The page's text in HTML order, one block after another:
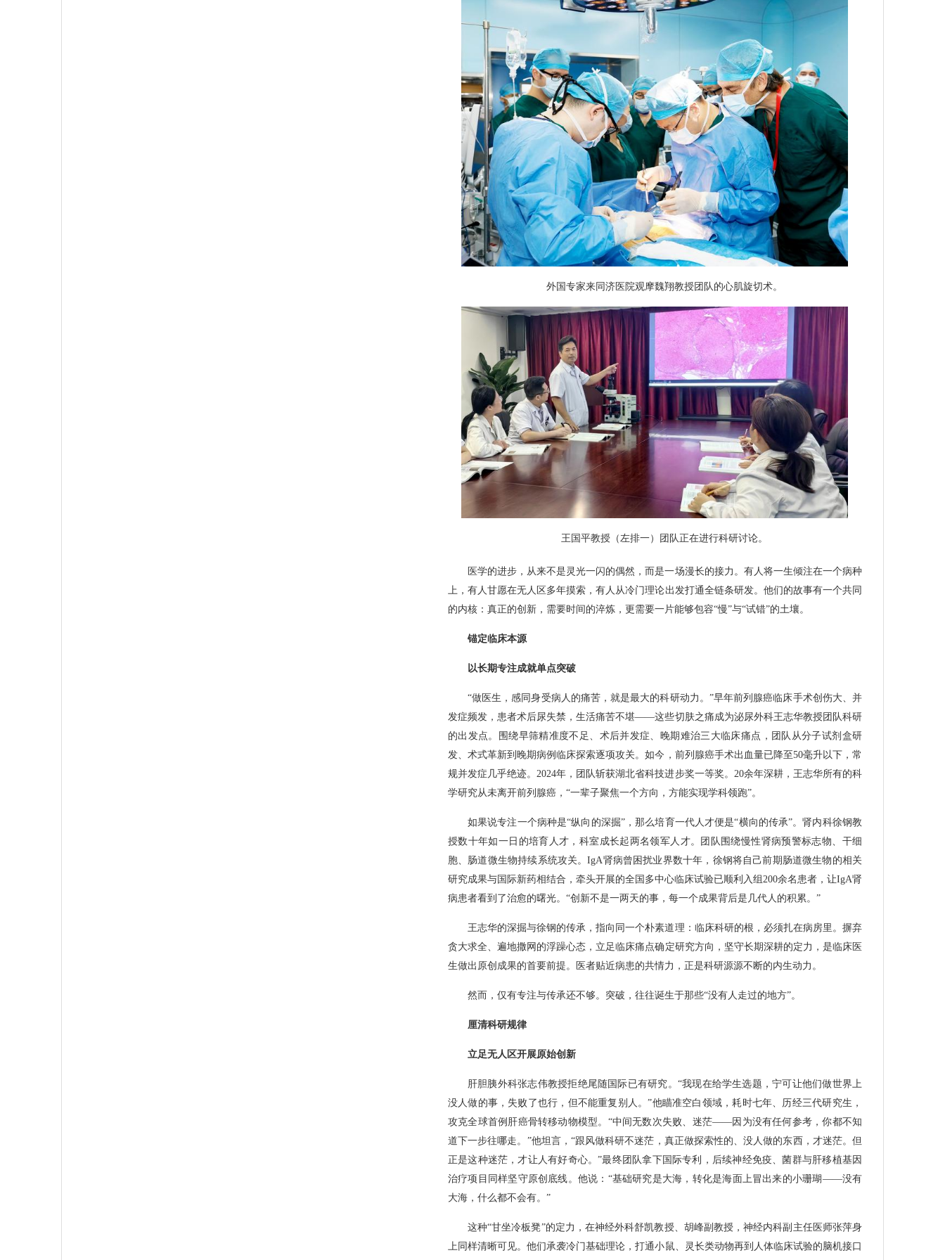
外国专家来同济医院观摩魏翔教授团队的心肌旋切术。
王国平教授（左排一）团队正在进行科研讨论。
医学的进步，从来不是灵光一闪的偶然，而是一场漫长的接力。有人将一生倾注在一个病种
上，有人甘愿在无人区多年摸索，有人从冷门理论出发打通全链条研发。他们的故事有一个共同
的内核：真正的创新，需要时间的淬炼，更需要一片能够包容“慢”与“试错”的土壤。
锚定临床本源
以长期专注成就单点突破
“做医生，感同身受病人的痛苦，就是最大的科研动力。”早年前列腺癌临床手术创伤大、并
发症频发，患者术后尿失禁，生活痛苦不堪——这些切肤之痛成为泌尿外科王志华教授团队科研
的出发点。围绕早筛精准度不足、术后并发症、晚期难治三大临床痛点，团队从分子试剂盒研
发、术式革新到晚期病例临床探索逐项攻关。如今，前列腺癌手术出血量已降至50毫升以下，常
规并发症几乎绝迹。2024年，团队斩获湖北省科技进步奖一等奖。20余年深耕，王志华所有的科
学研究从未离开前列腺癌，“一辈子聚焦一个方向，方能实现学科领跑”。
如果说专注一个病种是“纵向的深掘”，那么培育一代人才便是“横向的传承”。肾内科徐钢教
授数十年如一日的培育人才，科室成长起两名领军人才。团队围绕慢性肾病预警标志物、干细
胞、肠道微生物持续系统攻关。IgA肾病曾困扰业界数十年，徐钢将自己前期肠道微生物的相关
研究成果与国际新药相结合，牵头开展的全国多中心临床试验已顺利入组200余名患者，让IgA肾
病患者看到了治愈的曙光。“创新不是一两天的事，每一个成果背后是几代人的积累。”
王志华的深掘与徐钢的传承，指向同一个朴素道理：临床科研的根，必须扎在病房里。摒弃
贪大求全、遍地撒网的浮躁心态，立足临床痛点确定研究方向，坚守长期深耕的定力，是临床医
生做出原创成果的首要前提。医者贴近病患的共情力，正是科研源源不断的内生动力。
然而，仅有专注与传承还不够。突破，往往诞生于那些“没有人走过的地方”。
厘清科研规律
立足无人区开展原始创新
肝胆胰外科张志伟教授拒绝尾随国际已有研究。“我现在给学生选题，宁可让他们做世界上
没人做的事，失败了也行，但不能重复别人。”他瞄准空白领域，耗时七年、历经三代研究生，
攻克全球首例肝癌骨转移动物模型。“中间无数次失败、迷茫——因为没有任何参考，你都不知
道下一步往哪走。”他坦言，“跟风做科研不迷茫，真正做探索性的、没人做的东西，才迷茫。但
正是这种迷茫，才让人有好奇心。”最终团队拿下国际专利，后续神经免疫、菌群与肝移植基因
治疗项目同样坚守原创底线。他说：“基础研究是大海，转化是海面上冒出来的小珊瑚——没有
大海，什么都不会有。”
这种“甘坐冷板凳”的定力，在神经外科舒凯教授、胡峰副教授，神经内科副主任医师张萍身
上同样清晰可见。他们承袭冷门基础理论，打通小鼠、灵长类动物再到人体临床试验的脑机接口